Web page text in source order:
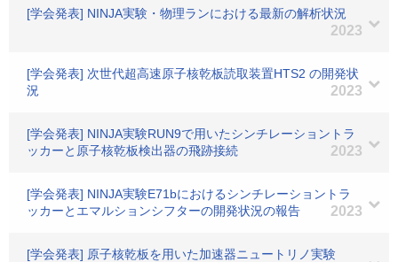
[学会発表] NINJA実験・物理ランにおける最新の解析状況
2023
[学会発表] 次世代超高速原子核乾板読取装置HTS2 の開発状
況
2023
[学会発表] NINJA実験RUN9で用いたシンチレーショントラ
ッカーと原子核乾板検出器の飛跡接続
2023
[学会発表] NINJA実験E71bにおけるシンチレーショントラ
ッカーとエマルションシフターの開発状況の報告
2023
[学会発表] 原子核乾板を用いた加速器ニュートリノ実験